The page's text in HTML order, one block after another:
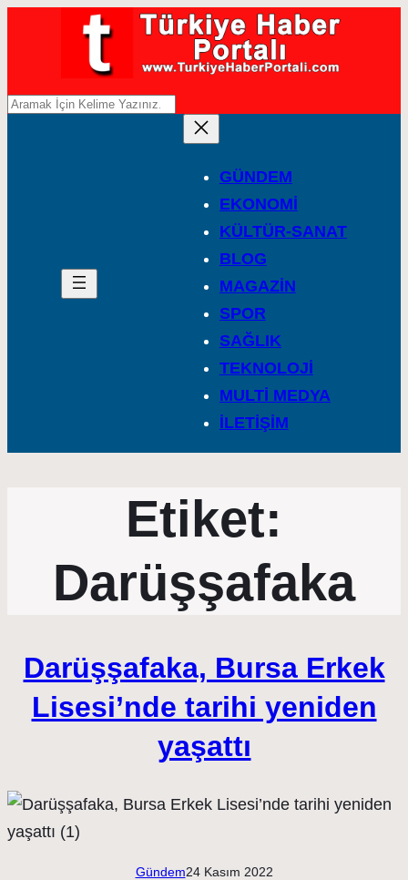
A
GÜNDEM
EKONOMİ
KÜLTÜR-SANAT
BLOG
MAGAZİN
SPOR
SAĞLIK
TEKNOLOJİ
MULTİ MEDYA
İLETİŞİM
Etiket:
Darüşşafaka
Darüşşafaka, Bursa Erkek
Lisesi’nde tarihi yeniden
yaşattı
Gündem24 Kasım 2022